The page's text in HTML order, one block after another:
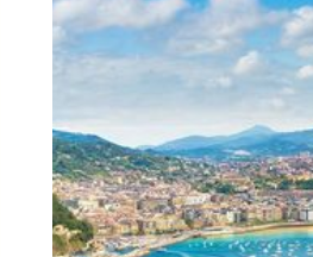
Barcelona, Spain
Distance
Audios